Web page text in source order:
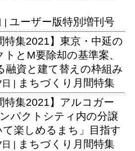
| ユーザー版特別増刊号
特集2021】東京・中延の
とM要除却の基準案、
融資と建て替えの枠組み
| まちづくり月間特集
特集2021】アルコガー
パクトシティ内の分譲
楽しめるまち」目指す
| まちづくり月間特集